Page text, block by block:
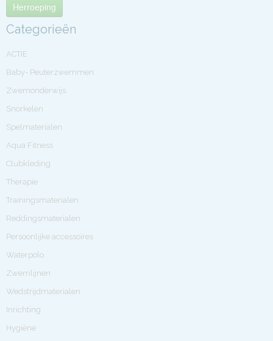
Herroeping
Categorieën
ACTIE
Baby- Peuterzwemmen
Zwemonderwijs
Snorkelen
Spelmaterialen
Aqua Fitness
Clubkleding
Therapie
Trainingsmaterialen
Reddingsmaterialen
Persoonlijke accessoires
Waterpolo
Zwemlijnen
Wedstrijdmaterialen
Inrichting
Hygiëne